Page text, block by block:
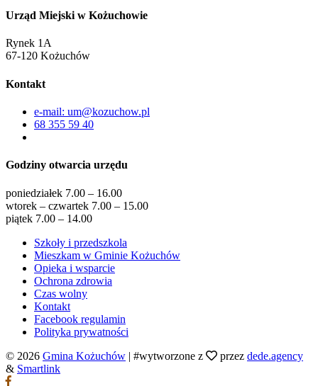
Urząd Miejski w Kożuchowie
Rynek 1A
67-120 Kożuchów
Kontakt
e-mail: um@kozuchow.pl
68 355 59 40
Godziny otwarcia urzędu
poniedziałek 7.00 – 16.00
wtorek – czwartek 7.00 – 15.00
piątek 7.00 – 14.00
Szkoły i przedszkola
Mieszkam w Gminie Kożuchów
Opieka i wsparcie
Ochrona zdrowia
Czas wolny
Kontakt
Facebook regulamin
Polityka prywatności
© 2026 Gmina Kożuchów | #wytworzone z przez dede.agency
& Smartlink